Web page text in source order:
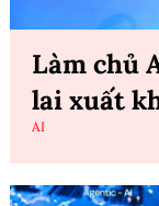
Làm chủ
lai xuất
AI